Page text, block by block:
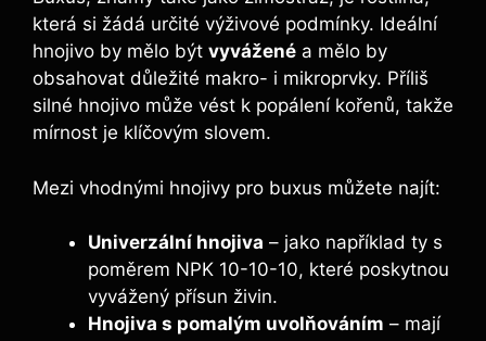
která si žádá určité⁤ výživové podmínky.⁤ Ideální
hnojivo by mělo být vyvážené a mělo by
obsahovat důležité makro- i mikroprvky. ⁣Příliš
silné hnojivo může vést k‍ popálení kořenů, takže
mírnost je klíčovým ‌slovem.
Mezi vhodnými hnojivy​ pro buxus můžete najít:
Univerzální ​hnojiva – jako například ty ⁣s
poměrem ⁣NPK 10-10-10, které poskytnou
vyvážený přísun živin.
Hnojiva s pomalým uvolňováním – mají